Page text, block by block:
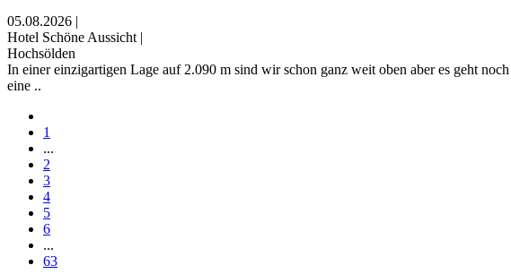
05.08.2026 |
Hotel Schöne Aussicht |
Hochsölden
In einer einzigartigen Lage auf 2.090 m sind wir schon ganz weit oben aber es geht
eine ..
1
...
2
3
4
5
6
...
63